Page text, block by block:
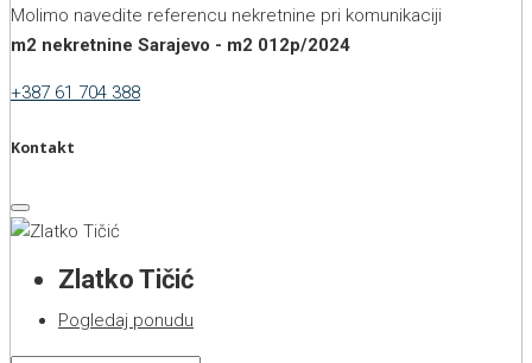
Molimo navedite referencu nekretnine pri komunikaciji
m2 nekretnine Sarajevo - m2 012p/2024
+387 61 704 388
Kontakt
Zlatko Tičić
Pogledaj ponudu